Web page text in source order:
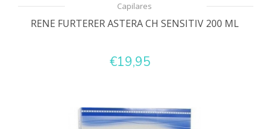
Capilares
RENE FURTERER ASTERA CH SENSITIV 200 ML
€19,95